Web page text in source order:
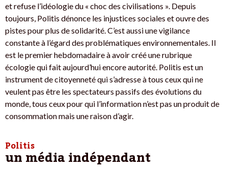
et refuse l’idéologie du « choc des civilisations ». Depuis
toujours, Politis dénonce les injustices sociales et ouvre des
pistes pour plus de solidarité. C’est aussi une vigilance
constante à l’égard des problématiques environnementales. Il
est le premier hebdomadaire à avoir créé une rubrique
écologie qui fait aujourd’hui encore autorité. Politis est un
instrument de citoyenneté qui s’adresse à tous ceux qui ne
veulent pas être les spectateurs passifs des évolutions du
monde, tous ceux pour qui l’information n’est pas un produit de
consommation mais une raison d’agir.
Politis
un média indépendant